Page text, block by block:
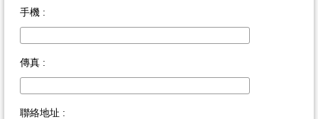
手機 :
傳真 :
聯絡地址 :